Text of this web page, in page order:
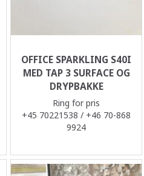
OFFICE SPARKLING S40I
MED TAP 3 SURFACE OG
DRYPBAKKE
Ring for pris
+45 70221538 / +46 70-868
9924